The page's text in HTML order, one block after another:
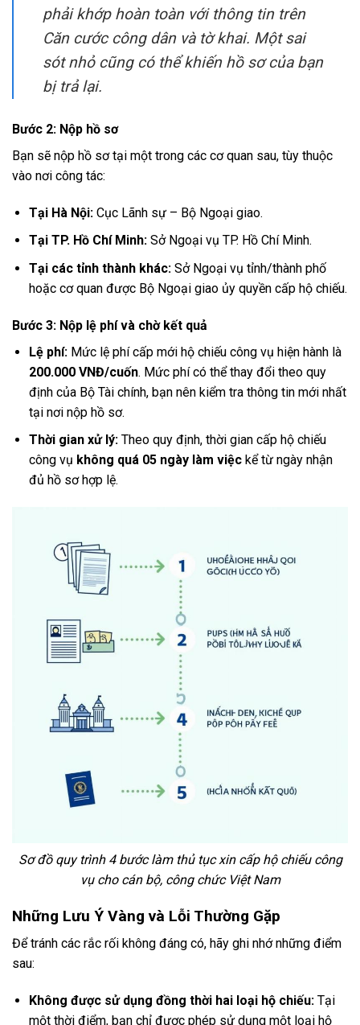
phải khớp hoàn toàn với thông tin trên
Căn cước công dân và tờ khai. Một sai
sót nhỏ cũng có thể khiến hồ sơ của bạn
bị trả lại.
Bước 2: Nộp hồ sơ
Bạn sẽ nộp hồ sơ tại một trong các cơ quan sau, tùy thuộc
vào nơi công tác:
Tại Hà Nội:Cục Lãnh sự – Bộ Ngoại giao.
Tại TP. Hồ Chí Minh:Sở Ngoại vụ TP. Hồ Chí Minh.
Tại các tỉnh thành khác:Sở Ngoại vụ tỉnh/thành phố
hoặc cơ quan được Bộ Ngoại giao ủy quyền cấp hộ chiếu.
Bước 3: Nộp lệ phí và chờ kết quả
Lệ phí:Mức lệ phí cấp mới hộ chiếu công vụ hiện hành là
200.000 VNĐ/cuốn. Mức phí có thể thay đổi theo quy
định của Bộ Tài chính, bạn nên kiểm tra thông tin mới nhất
tại nơi nộp hồ sơ.
Thời gian xử lý:Theo quy định, thời gian cấp hộ chiếu
công vụ không quá 05 ngày làm việckể từ ngày nhận
đủ hồ sơ hợp lệ.
Sơ đồ quy trình 4 bước làm thủ tục xin cấp hộ chiếu công
vụ cho cán bộ, công chức Việt Nam
Những Lưu Ý Vàng và Lỗi Thường Gặp
Để tránh các rắc rối không đáng có, hãy ghi nhớ những điểm
sau:
Không được sử dụng đồng thời hai loại hộ chiếu:Tại
một thời điểm, bạn chỉ được phép sử dụng một loại hộ